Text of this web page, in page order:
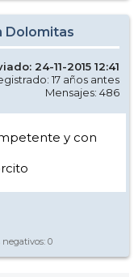
Dolomitas
24-11-2015 12:41
17 años antes
Mensajes: 486
y con
negativos: 0